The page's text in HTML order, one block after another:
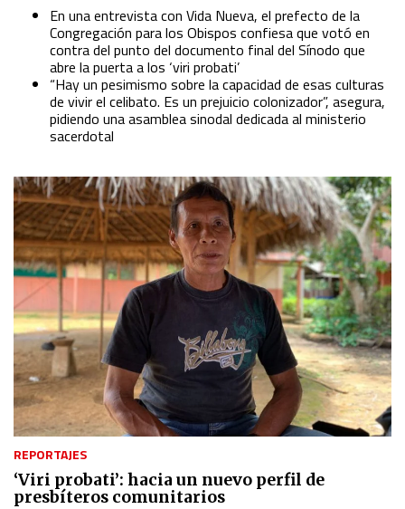
En una entrevista con Vida Nueva, el prefecto de la
Congregación para los Obispos confiesa que votó en
contra del punto del documento final del Sínodo que
abre la puerta a los ‘viri probati’
“Hay un pesimismo sobre la capacidad de esas culturas
de vivir el celibato. Es un prejuicio colonizador”, asegura,
pidiendo una asamblea sinodal dedicada al ministerio
sacerdotal
REPORTAJES
‘Viri probati’: hacia un nuevo perfil de
presbíteros comunitarios